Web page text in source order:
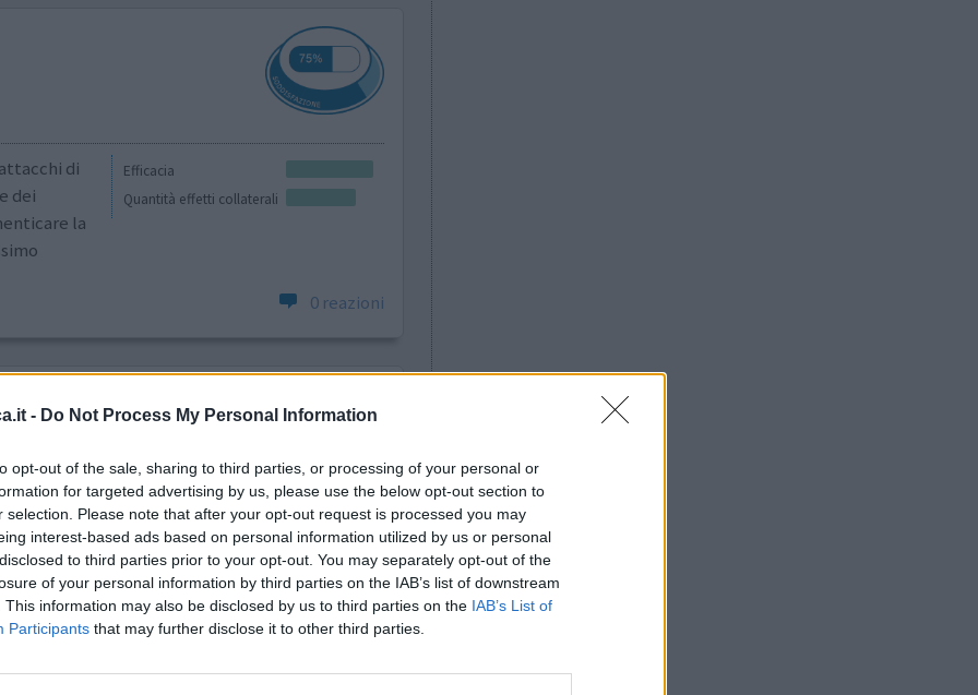
- Do Not Process My Personal Information
opt-out of the sale, sharing to third parties, or processing of your personal or
for targeted advertising by us, please use the below opt-out section to
selection. Please note that after your opt-out request is processed you may
interest-based ads based on personal information utilized by us or personal
to third parties prior to your opt-out. You may separately opt-out of the
of your personal information by third parties on the IAB’s list of downstream
This information may also be disclosed by us to third parties on the IAB’s List of
Participants that may further disclose it to other third parties.
Efficacia
Quantità effetti collaterali
di
dei
la
0 reazioni
Efficacia
Quantità effetti collaterali
ha
più 10 GTT di rivotril per riposare.Sto meglio ma